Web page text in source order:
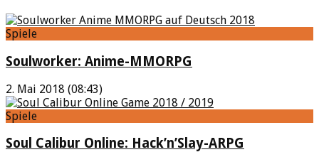
Spiele
Soulworker: Anime-MMORPG
2. Mai 2018 (08:43)
Spiele
Soul Calibur Online: Hack’n’Slay-ARPG